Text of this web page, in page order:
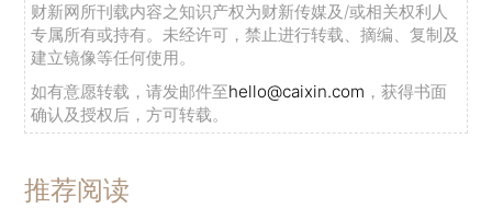
财新网所刊载内容之知识产权为财新传媒及/或相关权利人
专属所有或持有。未经许可，禁止进行转载、摘编、复制及
建立镜像等任何使用。
如有意愿转载，请发邮件至hello@caixin.com ，获得书面
确认及授权后，方可转载。
推荐阅读